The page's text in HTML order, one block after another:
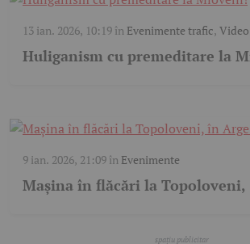
13 ian. 2026, 10:19 în Evenimente trafic, Video
Huliganism cu premeditare la
9 ian. 2026, 21:09 în Evenimente
Mașina în flăcări la Topoloveni,